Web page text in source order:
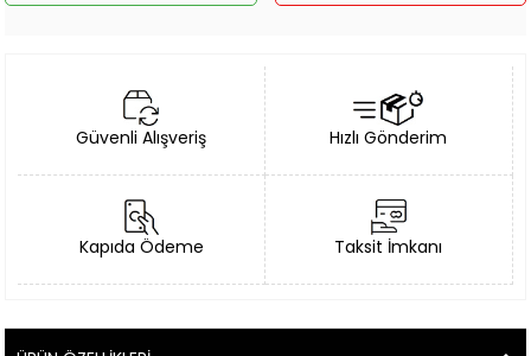
Güvenli Alışveriş Hızlı Gönderim
Kapıda Ödeme Taksit İmkanı